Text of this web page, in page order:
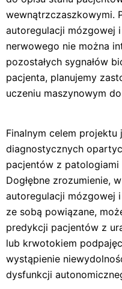
wewnątrzczaszkowymi.
autoregulacji mózgowej
nerwowego nie można
pozostałych sygnałów
pacjenta, planujemy
uczeniu maszynowym
Finalnym celem
diagnostycznych
pacjentów z
Dogłębne zrozumienie,
autoregulacji mózgowej
ze sobą powiązane,
predykcji pacjentów z
lub krwotokiem
wystąpienie
dysfunkcji